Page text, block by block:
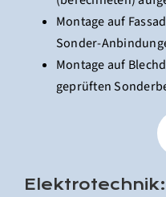
Montage auf
Sonder-
Montage auf
geprüften
Elektrotechnik: